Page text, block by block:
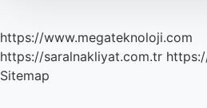
https://www.megateknoloji.com
https://saralnakliyat.com.tr
Sitemap